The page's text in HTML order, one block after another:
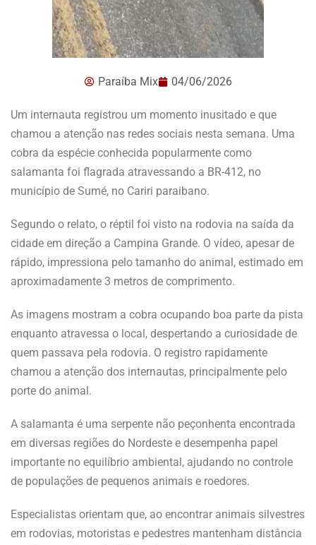
Paraíba Mix 04/06/2026
Um internauta registrou um momento inusitado e que
chamou a atenção nas redes sociais nesta semana. Uma
cobra da espécie conhecida popularmente como
salamanta foi flagrada atravessando a BR-412, no
município de Sumé, no Cariri paraibano.
Segundo o relato, o réptil foi visto na rodovia na saída da
cidade em direção a Campina Grande. O vídeo, apesar de
rápido, impressiona pelo tamanho do animal, estimado em
aproximadamente 3 metros de comprimento.
As imagens mostram a cobra ocupando boa parte da pista
enquanto atravessa o local, despertando a curiosidade de
quem passava pela rodovia. O registro rapidamente
chamou a atenção dos internautas, principalmente pelo
porte do animal.
A salamanta é uma serpente não peçonhenta encontrada
em diversas regiões do Nordeste e desempenha papel
importante no equilíbrio ambiental, ajudando no controle
de populações de pequenos animais e roedores.
Especialistas orientam que, ao encontrar animais silvestres
em rodovias, motoristas e pedestres mantenham distância